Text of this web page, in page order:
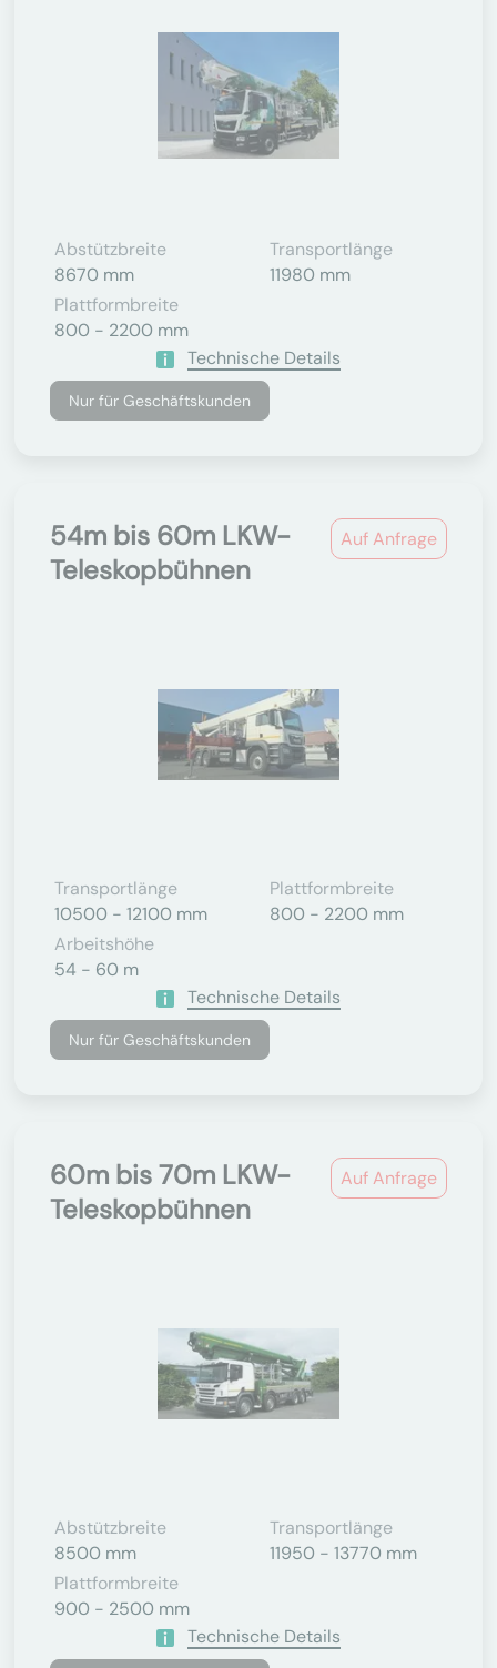
Abstützbreite
8670 mm
Transportlänge
11980 mm
Plattformbreite
800 - 2200 mm
Technische Details
Nur für Geschäftskunden
Auf Anfrage
54m bis 60m LKW-
Teleskopbühnen
Transportlänge
10500 - 12100 mm
Plattformbreite
800 - 2200 mm
Arbeitshöhe
54 - 60 m
Technische Details
Nur für Geschäftskunden
Auf Anfrage
60m bis 70m LKW-
Teleskopbühnen
Abstützbreite
8500 mm
Transportlänge
11950 - 13770 mm
Plattformbreite
900 - 2500 mm
Technische Details